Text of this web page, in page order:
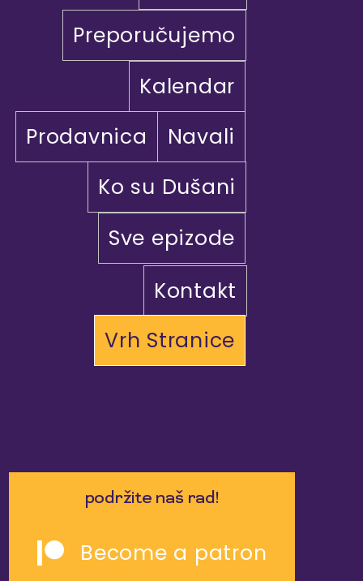
Preporučujemo
Kalendar
Prodavnica
Navali
Ko su Dušani
Sve epizode
Kontakt
Vrh Stranice
podržite naš rad!
Become a patron